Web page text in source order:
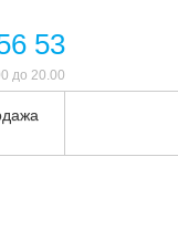
53
до 20.00